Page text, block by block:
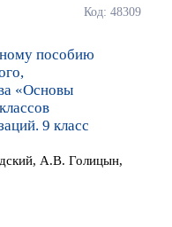
Код: 48309
пособию
«Основы
9 класс
А.В. Голицын,